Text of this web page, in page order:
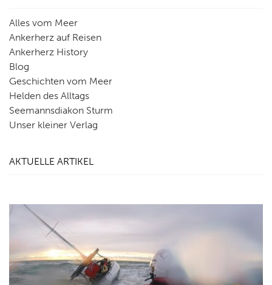
Alles vom Meer
Ankerherz auf Reisen
Ankerherz History
Blog
Geschichten vom Meer
Helden des Alltags
Seemannsdiakon Sturm
Unser kleiner Verlag
AKTUELLE ARTIKEL